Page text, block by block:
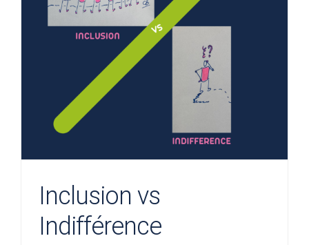
Inclusion vs
Indifférence